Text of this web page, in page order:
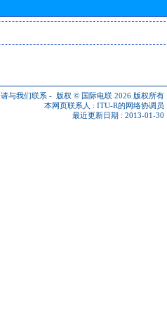
请与我们联系 - 版权 © 国际电联 2026 版权所有
本网页联系人 : ITU-R的网络协调员
最近更新日期 : 2013-01-30